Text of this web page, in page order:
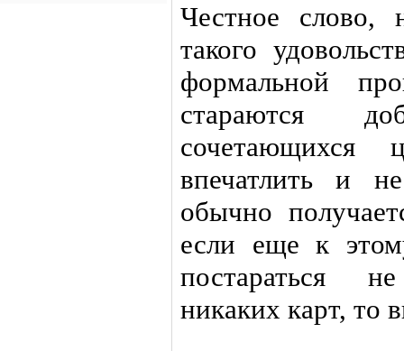
Честное слово,
такого
формальной
стараются
сочетающихся
впечатлить и
обычно
если еще к
постараться
никаких карт, то